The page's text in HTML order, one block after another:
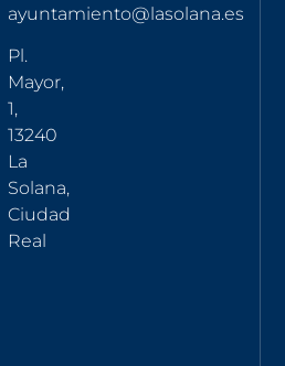
ayuntamiento@lasolana.es
Pl.
Mayor,
1,
13240
La
Solana,
Ciudad
Real